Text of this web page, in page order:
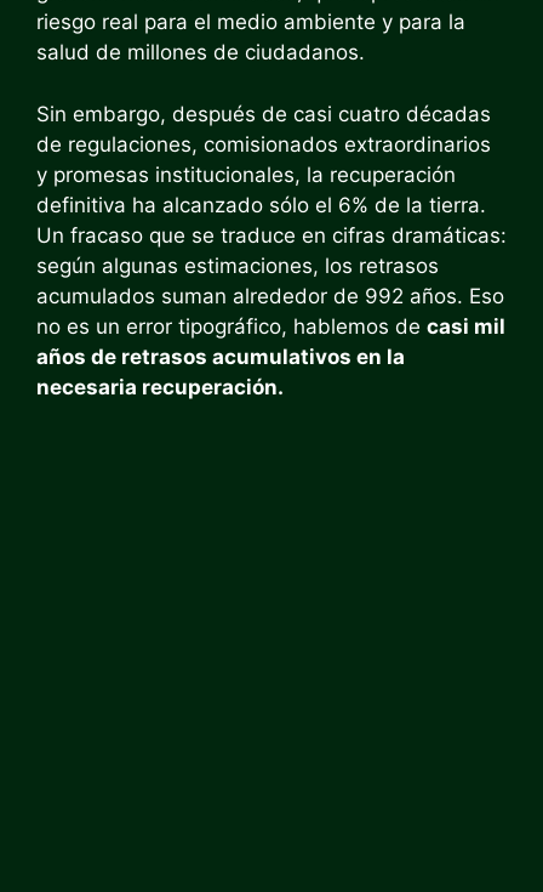
riesgo real para el medio ambiente y para la
salud de millones de ciudadanos.
Sin embargo, después de casi cuatro décadas
de regulaciones, comisionados extraordinarios
y promesas institucionales, la recuperación
definitiva ha alcanzado sólo el 6% de la tierra.
Un fracaso que se traduce en cifras dramáticas:
según algunas estimaciones, los retrasos
acumulados suman alrededor de 992 años. Eso
no es un error tipográfico, hablemos de casi mil
años de retrasos acumulativos en la
necesaria recuperación.